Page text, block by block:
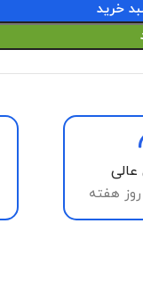
خرید
عالی